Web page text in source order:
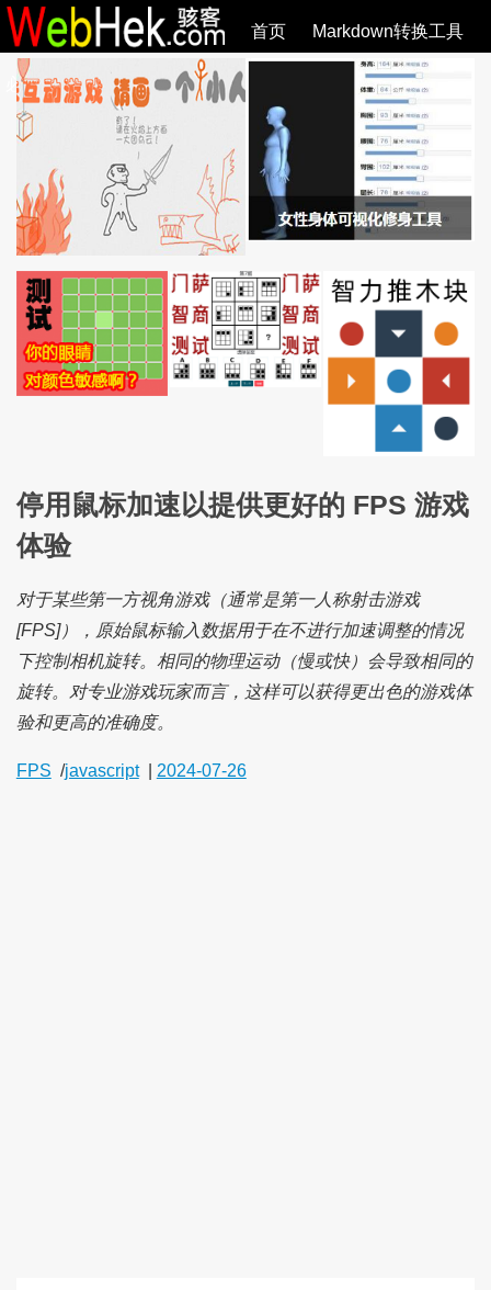
首页 Markdown转换工具
必观作品 SVG教程 SVG手册 全部文章
停用鼠标加速以提供更好的 FPS 游戏
体验
对于某些第一方视角游戏（通常是第一人称射击游戏
[FPS]），原始鼠标输入数据用于在不进行加速调整的情况
下控制相机旋转。相同的物理运动（慢或快）会导致相同的
旋转。对专业游戏玩家而言，这样可以获得更出色的游戏体
验和更高的准确度。
FPS /javascript 2024-07-26